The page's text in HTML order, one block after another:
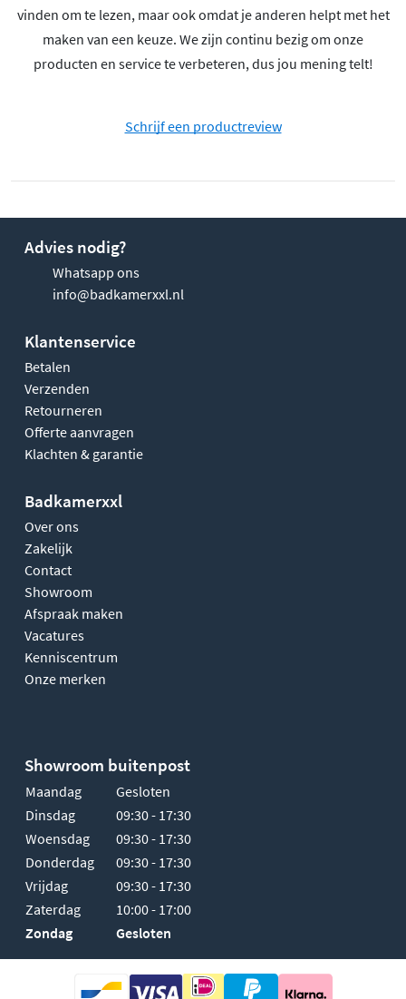
vinden om te lezen, maar ook omdat je anderen helpt met het
maken van een keuze. We zijn continu bezig om onze
producten en service te verbeteren, dus jou mening telt!
Schrijf een productreview
Advies nodig?
Whatsapp ons
info@badkamerxxl.nl
Klantenservice
Betalen
Verzenden
Retourneren
Offerte aanvragen
Klachten & garantie
Badkamerxxl
Over ons
Zakelijk
Contact
Showroom
Afspraak maken
Vacatures
Kenniscentrum
Onze merken
Showroom buitenpost
Maandag
Gesloten
Dinsdag
09:30 - 17:30
Woensdag
09:30 - 17:30
Donderdag
09:30 - 17:30
Vrijdag
09:30 - 17:30
Zaterdag
10:00 - 17:00
Zondag
Gesloten